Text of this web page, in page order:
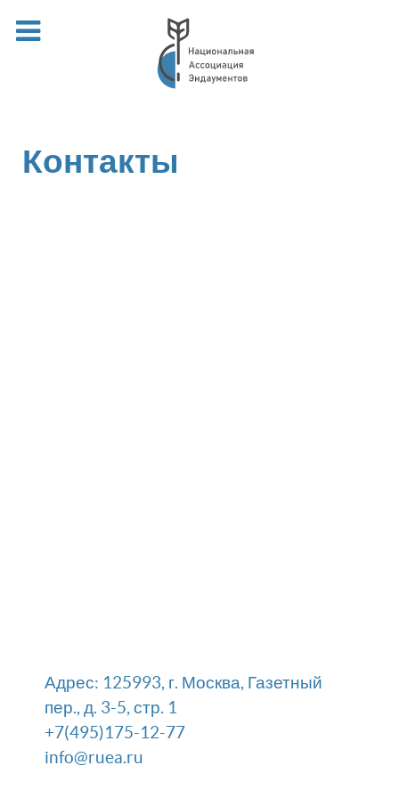
Контакты
Адрес: 125993, г. Москва, Газетный
пер., д. 3-5, стр. 1
+7(495)175-12-77
info@ruea.ru